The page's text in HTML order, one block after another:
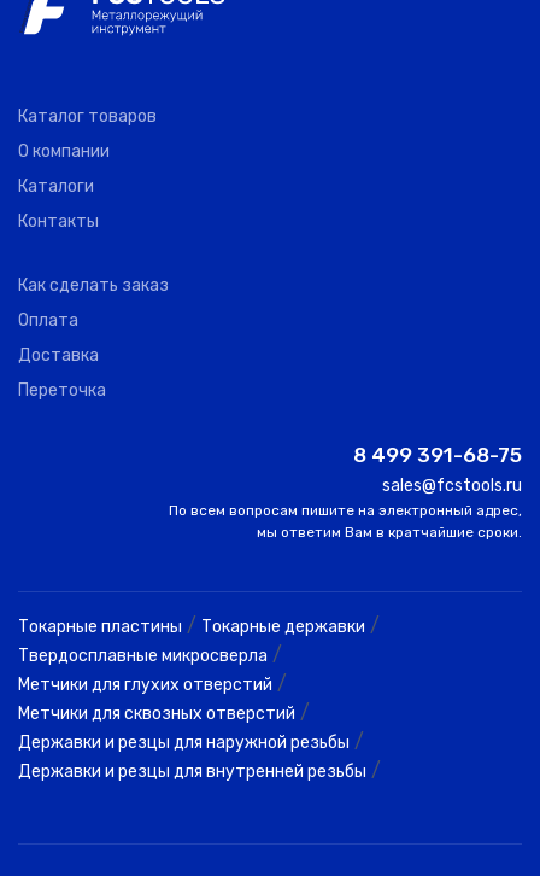
Каталог товаров
О компании
Каталоги
Контакты
Как сделать заказ
Оплата
Доставка
Переточка
8 499 391-68-75
sales@fcstools.ru
По всем вопросам пишите на электронный адрес,
мы ответим Вам в кратчайшие сроки.
Токарные пластины / Токарные державки /
Твердосплавные микросверла /
Метчики для глухих отверстий /
Метчики для сквозных отверстий /
Державки и резцы для наружной резьбы /
Державки и резцы для внутренней резьбы /